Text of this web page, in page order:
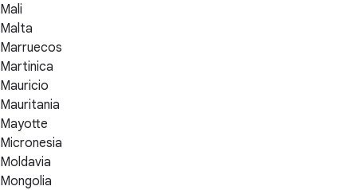
Mali
Malta
Marruecos
Martinica
Mauricio
Mauritania
Mayotte
Micronesia
Moldavia
Mongolia